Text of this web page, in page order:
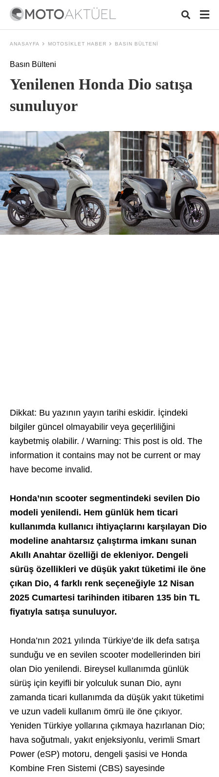
ANASAYFA MOTOSIKLET HABER BASIN BÜLTENI
Basın Bülteni
Yenilenen Honda Dio satışa
sunuluyor
Dikkat: Bu yazının yayın tarihi eskidir. İçindeki
bilgiler güncel olmayabilir veya geçerliliğini
kaybetmiş olabilir. / Warning: This post is old. The
information it contains may not be current or may
have become invalid.
Honda’nın scooter segmentindeki sevilen Dio
modeli yenilendi. Hem günlük hem ticari
kullanımda kullanıcı ihtiyaçlarını karşılayan Dio
modeline anahtarsız çalıştırma imkanı sunan
Akıllı Anahtar özelliği de ekleniyor. Dengeli
sürüş özellikleri ve düşük yakıt tüketimi ile öne
çıkan Dio, 4 farklı renk seçeneğiyle 12 Nisan
2025 Cumartesi tarihinden itibaren 135 bin TL
fiyatıyla satışa sunuluyor.
Honda’nın 2021 yılında Türkiye’de ilk defa satışa
sunduğu ve en sevilen scooter modellerinden biri
olan Dio yenilendi. Bireysel kullanımda günlük
sürüş için keyifli bir yolculuk sunan Dio, aynı
zamanda ticari kullanımda da düşük yakıt tüketimi
ve uzun vadeli kullanım ömrü ile öne çıkıyor.
Yeniden Türkiye yollarına çıkmaya hazırlanan Dio;
hava soğutmalı, yakıt enjeksiyonlu, verimli Smart
Power (eSP) motoru, dengeli şasisi ve Honda
Kombine Fren Sistemi (CBS) sayesinde